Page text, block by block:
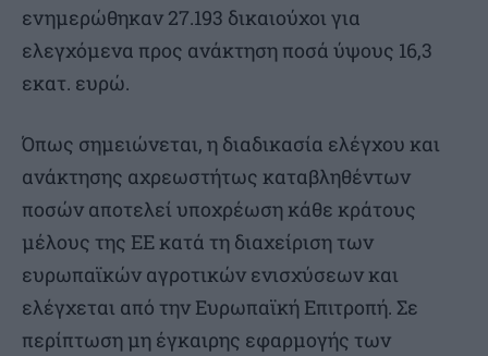
ενημερώθηκαν 27.193 δικαιούχοι για
ελεγχόμενα προς ανάκτηση ποσά ύψους 16,3
εκατ. ευρώ.
Όπως σημειώνεται, η διαδικασία ελέγχου και
ανάκτησης αχρεωστήτως καταβληθέντων
ποσών αποτελεί υποχρέωση κάθε κράτους
μέλους της ΕΕ κατά τη διαχείριση των
ευρωπαϊκών αγροτικών ενισχύσεων και
ελέγχεται από την Ευρωπαϊκή Επιτροπή. Σε
περίπτωση μη έγκαιρης εφαρμογής των